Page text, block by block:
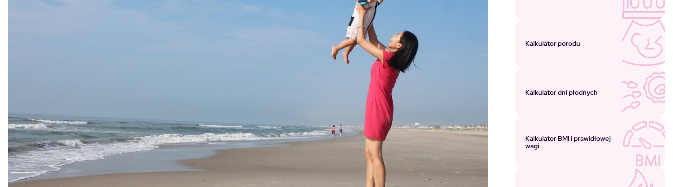
Kalkulator porodu
Kalkulator dni płodnych
Kalkulator BMI i prawidłowej
wagi